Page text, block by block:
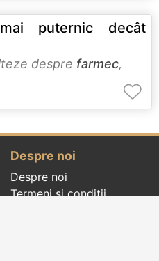
puternic decât
despre farmec,
Despre noi
Despre noi
Termeni și condiții